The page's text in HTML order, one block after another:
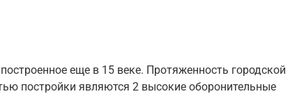
еще в 15 веке. Протяженность городской
постройки являются 2 высокие оборонительные